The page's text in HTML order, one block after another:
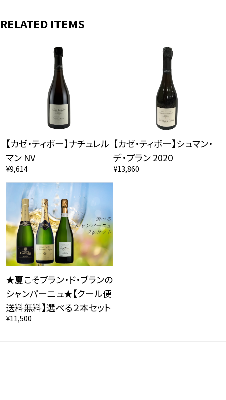
RELATED ITEMS
【カゼ・ティボー】ナチュレル
マン NV
¥9,614
【カゼ・ティボー】シュマン・
デ・プラン 2020
¥13,860
★夏こそブラン・ド・ブランの
シャンパーニュ★【クール便
送料無料】選べる２本セット
¥11,500